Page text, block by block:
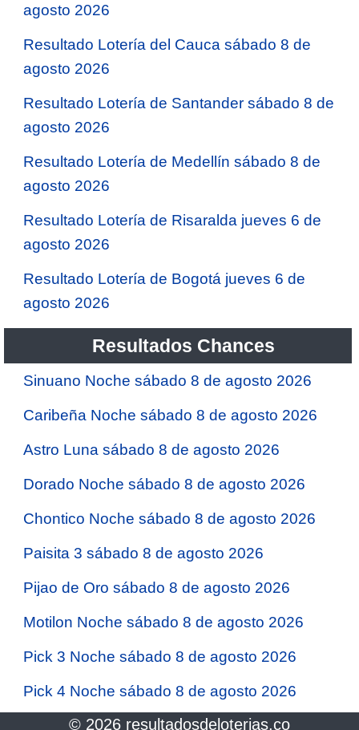
agosto 2026
Resultado Lotería del Cauca sábado 8 de
agosto 2026
Resultado Lotería de Santander sábado 8 de
agosto 2026
Resultado Lotería de Medellín sábado 8 de
agosto 2026
Resultado Lotería de Risaralda jueves 6 de
agosto 2026
Resultado Lotería de Bogotá jueves 6 de
agosto 2026
Resultados Chances
Sinuano Noche sábado 8 de agosto 2026
Caribeña Noche sábado 8 de agosto 2026
Astro Luna sábado 8 de agosto 2026
Dorado Noche sábado 8 de agosto 2026
Chontico Noche sábado 8 de agosto 2026
Paisita 3 sábado 8 de agosto 2026
Pijao de Oro sábado 8 de agosto 2026
Motilon Noche sábado 8 de agosto 2026
Pick 3 Noche sábado 8 de agosto 2026
Pick 4 Noche sábado 8 de agosto 2026
© 2026 resultadosdeloterias.co